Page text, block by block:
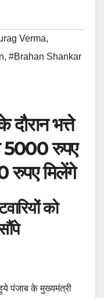
Verma,
, #Brahan Shankar
दौरान भत्ते
5000 रुपए
रुपए मिलेंगे
को
हुये पंजाब के मुख्यमंत्री